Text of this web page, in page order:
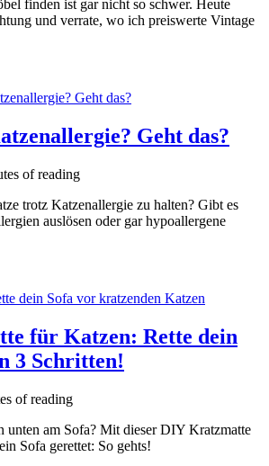
finden ist gar nicht so schwer. Heute
und verrate, wo ich preiswerte Vintage
Geht das?
of reading
trotz Katzenallergie zu halten? Gibt es
auslösen oder gar hypoallergene
für Katzen: Rette dein
3 Schritten!
of reading
unten am Sofa? Mit dieser DIY Kratzmatte
Sofa gerettet: So gehts!